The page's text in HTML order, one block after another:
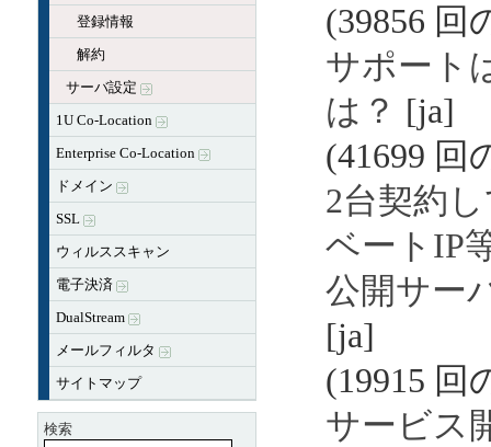
登録情報
解約
サーバ設定
1U Co-Location
Enterprise Co-Location
ドメイン
SSL
ウィルススキャン
電子決済
DualStream
メールフィルタ
サイトマップ
検索
(39856 回
サポート
は？ [ja]
(41699 回
2台契約
ベートIP
公開サー
[ja]
(19915 回
サービス